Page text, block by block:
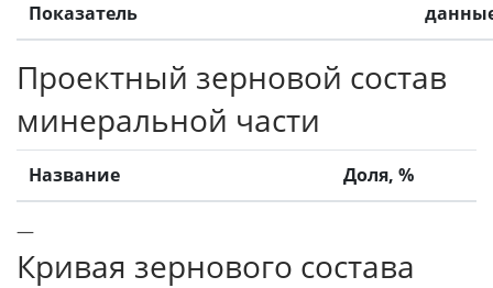
Показатель
Проектный зерновой состав
минеральной части
Название Доля, %
—
Кривая зернового состава